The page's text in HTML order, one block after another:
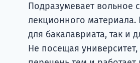
Подразумевает вольное
лекционного материала.
для бакалавриата, так и
Не посещая